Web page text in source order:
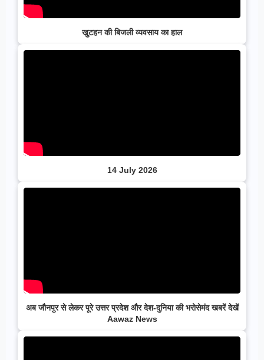
खुटहन की बिजली व्यवसाय का हाल
14 July 2026
अब जौनपुर से लेकर पूरे उत्तर प्रदेश और देश-दुनिया की भरोसेमंद खबरें देखें
Aawaz News